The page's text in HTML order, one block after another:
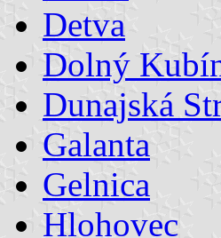
Detva
Dolný
Dunajská
Galanta
Gelnica
Hlohovec